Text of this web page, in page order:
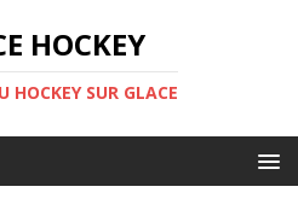
HOCKEY
HOCKEY SUR GLACE